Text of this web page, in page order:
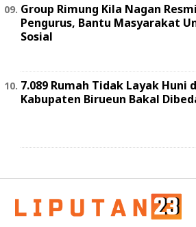
Group Rimung Kila Nagan
Pengurus, Bantu Masyarakat
Sosial
7.089 Rumah Tidak Layak Huni
Kabupaten Birueun Bakal